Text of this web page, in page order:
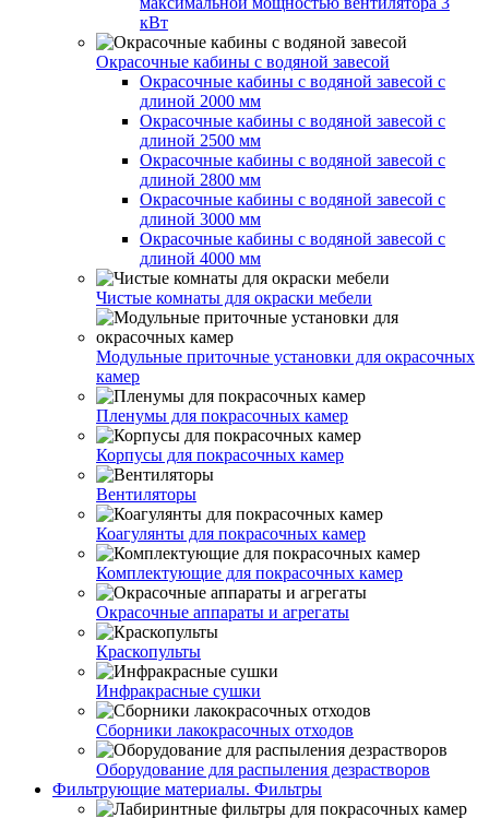
кВт
Окрасочные кабины с водяной завесой
Окрасочные кабины с водяной завесой с
длиной 2000 мм
Окрасочные кабины с водяной завесой с
длиной 2500 мм
Окрасочные кабины с водяной завесой с
длиной 2800 мм
Окрасочные кабины с водяной завесой с
длиной 3000 мм
Окрасочные кабины с водяной завесой с
длиной 4000 мм
Чистые комнаты для окраски мебели
Модульные приточные установки для окрасочных
камер
Пленумы для покрасочных камер
Корпусы для покрасочных камер
Вентиляторы
Коагулянты для покрасочных камер
Комплектующие для покрасочных камер
Окрасочные аппараты и агрегаты
Краскопульты
Инфракрасные сушки
Сборники лакокрасочных отходов
Оборудование для распыления дезрастворов
Фильтрующие материалы. Фильтры